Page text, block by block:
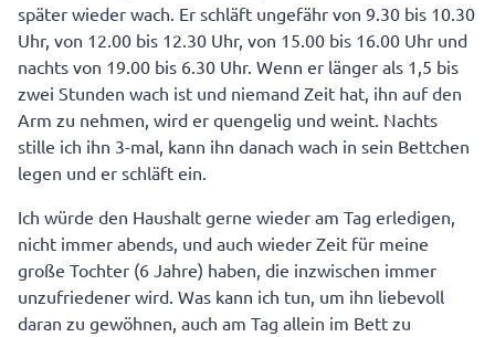
später wieder wach. Er schläft ungefähr von 9.30 bis 10.30
Uhr, von 12.00 bis 12.30 Uhr, von 15.00 bis 16.00 Uhr und
nachts von 19.00 bis 6.30 Uhr. Wenn er länger als 1,5 bis
zwei Stunden wach ist und niemand Zeit hat, ihn auf den
Arm zu nehmen, wird er quengelig und weint. Nachts
stille ich ihn 3-mal, kann ihn danach wach in sein Bettchen
legen und er schläft ein.
Ich würde den Haushalt gerne wieder am Tag erledigen,
nicht immer abends, und auch wieder Zeit für meine
große Tochter (6 Jahre) haben, die inzwischen immer
unzufriedener wird. Was kann ich tun, um ihn liebevoll
daran zu gewöhnen, auch am Tag allein im Bett zu